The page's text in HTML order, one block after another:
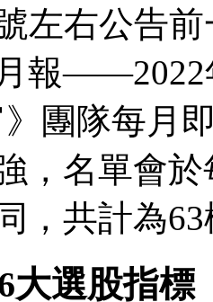
左右公告
報——2022
》團隊每
，名單會
，共計為
大選股指標